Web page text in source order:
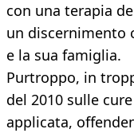
con una terapia
un discernimento
e la sua famiglia.
Purtroppo, in
del 2010 sulle
applicata,